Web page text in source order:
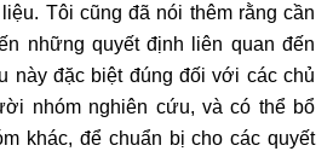
Tôi cũng đã nói thêm rằng cần
những quyết định liên quan đến
này đặc biệt đúng đối với các chủ
nhóm nghiên cứu, và có thể bổ
khác, để chuẩn bị cho các quyết